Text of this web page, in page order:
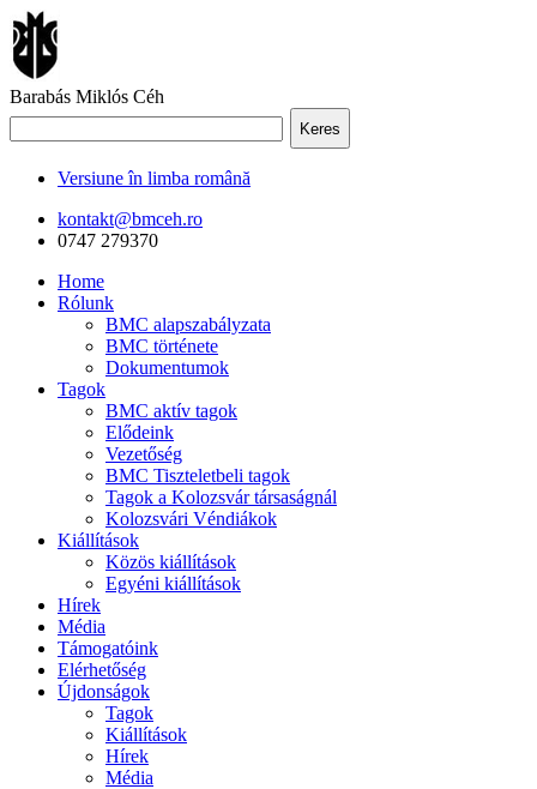
Barabás Miklós Céh
Keres
Versiune în limba română
kontakt@bmceh.ro
0747 279370
Home
Rólunk
BMC alapszabályzata
BMC története
Dokumentumok
Tagok
BMC aktív tagok
Elődeink
Vezetőség
BMC Tiszteletbeli tagok
Tagok a Kolozsvár társaságnál
Kolozsvári Véndiákok
Kiállítások
Közös kiállítások
Egyéni kiállítások
Hírek
Média
Támogatóink
Elérhetőség
Újdonságok
Tagok
Kiállítások
Hírek
Média